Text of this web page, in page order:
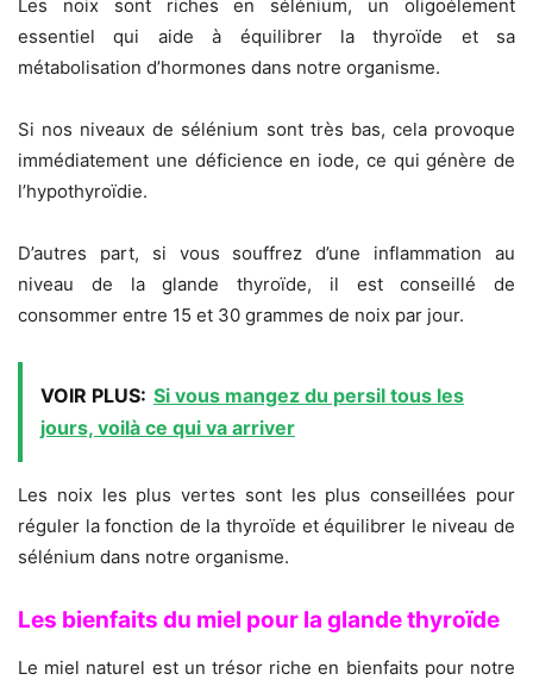
Les noix sont riches en sélénium, un oligoélement
essentiel qui aide à équilibrer la thyroïde et sa
métabolisation d’hormones dans notre organisme.
Si nos niveaux de sélénium sont très bas, cela provoque
immédiatement une déficience en iode, ce qui génère de
l’hypothyroïdie.
D’autres part, si vous souffrez d’une inflammation au
niveau de la glande thyroïde, il est conseillé de
consommer entre 15 et 30 grammes de noix par jour.
VOIR PLUS: Si vous mangez du persil tous les
jours, voilà ce qui va arriver
Les noix les plus vertes sont les plus conseillées pour
réguler la fonction de la thyroïde et équilibrer le niveau de
sélénium dans notre organisme.
Les bienfaits du miel pour la glande thyroïde
Le miel naturel est un trésor riche en bienfaits pour notre